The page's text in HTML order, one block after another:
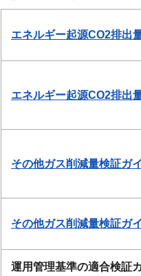
エネルギー起源CO2排出
エネルギー起源CO2排出
その他ガス削減量検証ガ
その他ガス削減量検証ガ
運用管理基準の適合検証